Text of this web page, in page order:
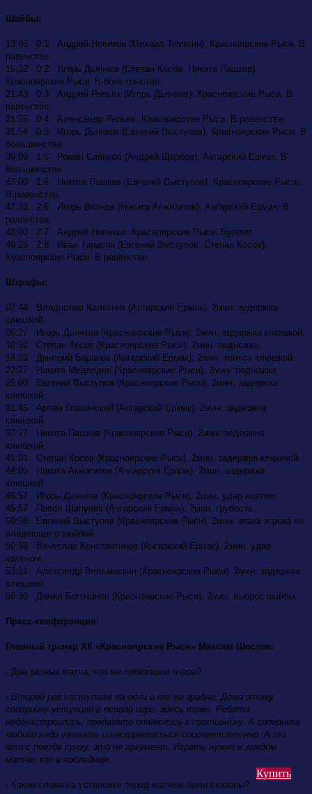
Шайбы:
13:06 0:1 Андрей Новиков (Михаил Тумигин). Красноярские Рыси. В
равенстве.
15:32 0:2 Игорь Дьячков (Степан Косов, Никита Пашков).
Красноярские Рыси. В большинстве.
21:43 0:3 Андрей Репьях (Игорь Дьячков). Красноярские Рыси. В
равенстве.
21:55 0:4 Александр Репьях. Красноярские Рыси. В равенстве.
31:54 0:5 Игорь Дьячков (Евгений Выступов). Красноярские Рыси. В
большинстве.
39:09 1:5 Роман Савинов (Андрей Щербов). Ангарский Ермак. В
большинстве.
47:00 1:6 Никита Пашков (Евгений Выступов). Красноярские Рыси.
В равенстве.
47:33 2:6 Игорь Волков (Никита Акжигитов). Ангарский Ермак. В
равенстве.
48:00 2:7 Андрей Новиков. Красноярские Рыси. Буллит.
49:25 2:8 Иван Тарасов (Евгений Выступов, Степан Косов).
Красноярские Рыси. В равенстве.
Штрафы:
02:44 Владислав Калетник (Ангарский Ермак). 2мин. задержка
клюшкой.
06:27 Игорь Дьячков (Красноярские Рыси). 2мин. задержка клюшкой.
10:32 Степан Косов (Красноярские Рыси). 2мин. подножка.
14:33 Дмитрий Баранов (Ангарский Ермак). 2мин. толчок клюшкой.
22:27 Никита Медведев (Красноярские Рыси). 2мин. подножка.
25:00 Евгений Выступов (Красноярские Рыси). 2мин. задержка
клюшкой.
31:45 Артём Главинский (Ангарский Ермак). 2мин. задержка
клюшкой.
37:27 Никита Пашков (Красноярские Рыси). 2мин. задержка
клюшкой.
41:01 Степан Косов (Красноярские Рыси). 2мин. задержка клюшкой.
44:05 Никита Акжигитов (Ангарский Ермак). 2мин. задержка
клюшкой.
45:57 Игорь Дьячков (Красноярские Рыси). 2мин. удар локтем.
45:57 Павел Шипунов (Ангарский Ермак). 2мин. грубость.
50:58 Евгений Выступов (Красноярские Рыси). 2мин. атака игрока не
владеющего шайбой.
50:58 Вячеслав Константинов (Ангарский Ермак). 2мин. удар
коленом.
53:31 Александр Вельмискин (Красноярские Рыси). 2мин. задержка
клюшкой.
58:30 Данил Богочанов (Красноярские Рыси). 2мин. выброс шайбы.
Пресс-конференция:
Главный тренер ХК «Красноярские Рыси» Максим Шостов:
- Два разных матча, что же произошло вчера?
- Второй раз наступаем на одни и те же грабли. Дома этому
сопернику уступили в первой игре, здесь тоже. Ребята
недонастроились, предвзято отнеслись к противнику. А соперника
любого надо уважать и настраиваться соответственно. А то,
что с поезда сразу, это не аргумент. Играть нужно в каждом
матче, как в последнем.
- Какие слова на установке перед матчем были сказаны?
Купить